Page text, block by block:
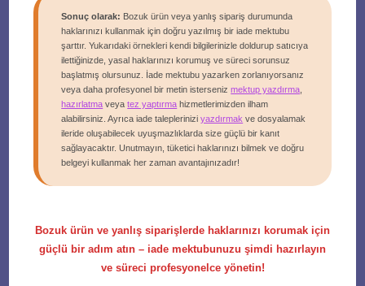
Sonuç olarak: Bozuk ürün veya yanlış sipariş durumunda
haklarınızı kullanmak için doğru yazılmış bir iade mektubu
şarttır. Yukarıdaki örnekleri kendi bilgilerinizle doldurup satıcıya
ilettiğinizde, yasal haklarınızı korumuş ve süreci sorunsuz
başlatmış olursunuz. İade mektubu yazarken zorlanıyorsanız
veya daha profesyonel bir metin istersenizmektup yazdırma
hazırlatma veyatez yaptırma hizmetlerimizden ilham
alabilirsiniz. Ayrıca iade talepleriniziyazdırmak ve dosyalamak
ileride oluşabilecek uyuşmazlıklarda size güçlü bir kanıt
sağlayacaktır. Unutmayın, tüketici haklarınızı bilmek ve doğru
belgeyi kullanmak her zaman avantajınızadır!
Bozuk ürün ve yanlış siparişlerde haklarınızı korumak için
güçlü bir adım atın – iade mektubunuzu şimdi hazırlayın
ve süreci profesyonelce yönetin!